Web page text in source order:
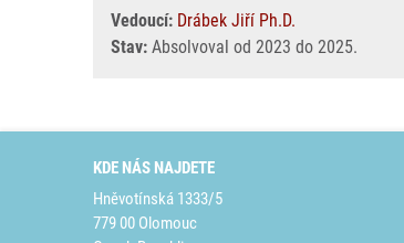
Vedoucí: Drábek Jiří Ph.D.
Stav: Absolvoval od 2023 do 2025.
KDE NÁS NAJDETE
Hněvotínská 1333/5
779 00 Olomouc